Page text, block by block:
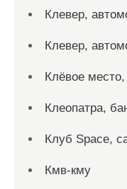
Клевер,
Клевер,
Клёвое
Клеопатра,
Клуб Space,
Кмв-кму